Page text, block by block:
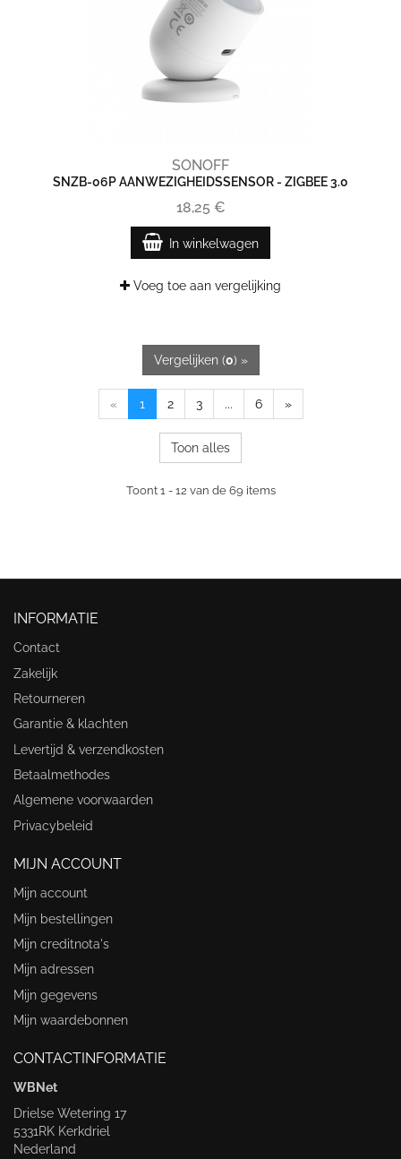
SONOFF
SNZB-06P AANWEZIGHEIDSSENSOR - ZIGBEE 3.0
18,25 €
In winkelwagen
Voeg toe aan vergelijking
Vergelijken (0) »
« 1 2 3 ... 6 »
Toon alles
Toont 1 - 12 van de 69 items
INFORMATIE
Contact
Zakelijk
Retourneren
Garantie & klachten
Levertijd & verzendkosten
Betaalmethodes
Algemene voorwaarden
Privacybeleid
MIJN ACCOUNT
Mijn account
Mijn bestellingen
Mijn creditnota's
Mijn adressen
Mijn gegevens
Mijn waardebonnen
CONTACTINFORMATIE
WBNet
Drielse Wetering 17
5331RK Kerkdriel
Nederland